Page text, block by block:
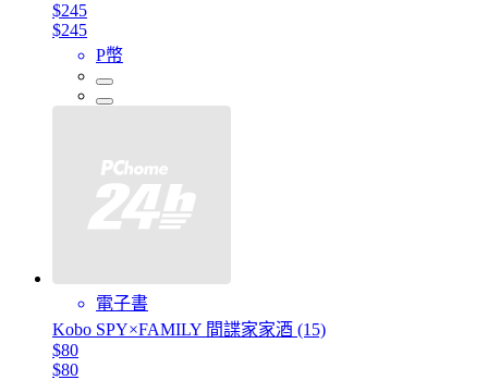
$245
$245
P幣
電子書
Kobo SPY×FAMILY 間諜家家酒 (15)
$80
$80